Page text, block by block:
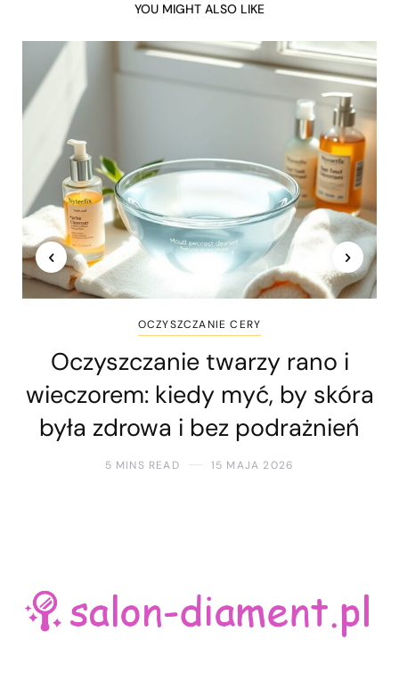
YOU MIGHT ALSO LIKE
OCZYSZCZANIE CERY
Oczyszczanie twarzy rano i
wieczorem: kiedy myć, by skóra
była zdrowa i bez podrażnień
5 MINS READ 15 MAJA 2026